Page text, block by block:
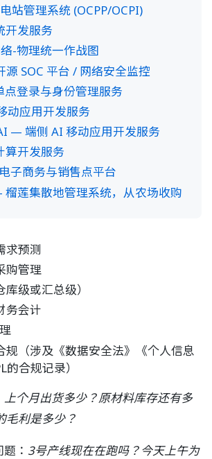
站管理系统 (OCPP/OCPI)
开发服务
-物理统一作战图
SOC 平台 / 网络安全监控
登录与身份管理服务
动应用开发服务
— 端侧 AI 移动应用开发服务
算开发服务
子商务与销售点平台
莲集散地管理系统，从农场收购
求预测
购管理
级或汇总级）
务会计
规（涉及《数据安全法》《个人信息
合规记录）
上个月出货多少？原材料库存还有多
毛利是多少？
： 3号产线现在在跑吗？今天上午为